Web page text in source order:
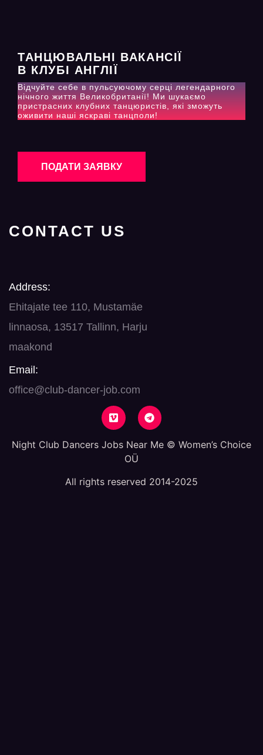
ТАНЦЮВАЛЬНІ ВАКАНСІЇ
В КЛУБІ АНГЛІЇ
Відчуйте себе в пульсуючому серці легендарного
нічного життя Великобританії! Ми шукаємо
пристрасних клубних танцюристів, які зможуть
оживити наші яскраві танцполи!
ПОДАТИ ЗАЯВКУ
CONTACT US
Address:
Ehitajate tee 110, Mustamäe
linnaosa, 13517 Tallinn, Harju
maakond
Email:
office@club-dancer-job.com
Night Club Dancers Jobs Near Me © Women’s Choice
OÜ
All rights reserved 2014-2025